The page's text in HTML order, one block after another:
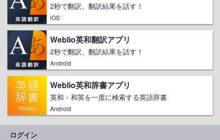
2秒で翻訳、翻訳結果を話す！
iOS
Weblio英和翻訳アプリ
2秒で翻訳、翻訳結果を話す！
Android
Weblio英和辞書アプリ
英和・和英を一度に検索する英語辞書
Android
ログイン